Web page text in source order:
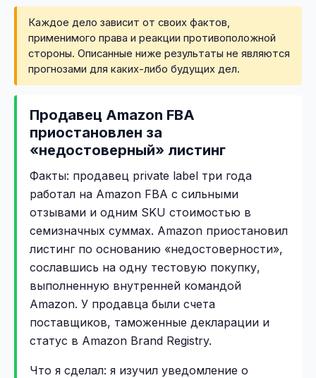
Каждое дело зависит от своих фактов,
применимого права и реакции противоположной
стороны. Описанные ниже результаты не являются
прогнозами для каких-либо будущих дел.
Продавец Amazon FBA
приостановлен за
«недостоверный» листинг
Факты: продавец private label три года
работал на Amazon FBA с сильными
отзывами и одним SKU стоимостью в
семизначных суммах. Amazon приостановил
листинг по основанию «недостоверности»,
сославшись на одну тестовую покупку,
выполненную внутренней командой
Amazon. У продавца были счета
поставщиков, таможенные декларации и
статус в Amazon Brand Registry.
Что я сделал: я изучил уведомление о